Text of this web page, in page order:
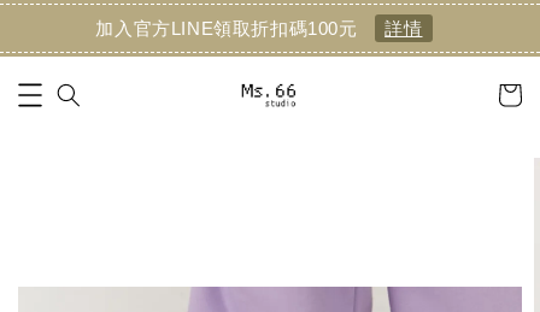
加入官方LINE領取折扣碼100元 詳情